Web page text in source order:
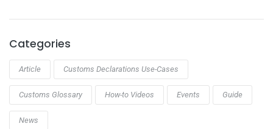
Categories
Article Customs Declarations Use-Cases
Customs Glossary How-to Videos Events Guide
News